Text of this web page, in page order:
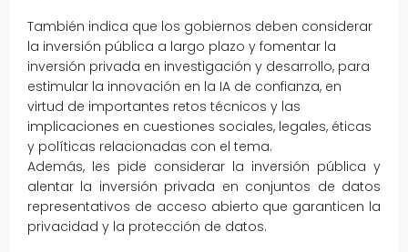
También indica que los gobiernos deben considerar
la inversión pública a largo plazo y fomentar la
inversión privada en investigación y desarrollo, para
estimular la innovación en la IA de confianza, en
virtud de importantes retos técnicos y las
implicaciones en cuestiones sociales, legales, éticas
y políticas relacionadas con el tema.
Además, les pide considerar la inversión pública y
alentar la inversión privada en conjuntos de datos
representativos de acceso abierto que garanticen la
privacidad y la protección de datos.